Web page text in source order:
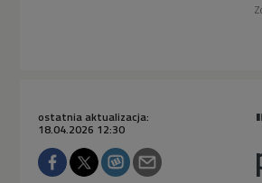
ostatnia aktualizacja:
18.04.2026 12:30